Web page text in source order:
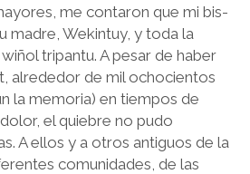
me contaron que mi bis-
madre, Wekintuy, y toda la
tripantu. A pesar de haber
alrededor de mil ochocientos
la memoria) en tiempos de
el quiebre no pudo
A ellos y a otros antiguos de la
comunidades, de las